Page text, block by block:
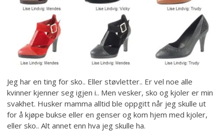
Jeg har en ting for sko.. Eller støvletter.. Er vel noe alle
kvinner kjenner seg igjen i.. Men vesker, sko og kjoler er min
svakhet. Husker mamma alltid ble oppgitt når jeg skulle ut
for å kjøpe bukse eller en genser og kom hjem med kjoler,
eller sko.. Alt annet enn hva jeg skulle ha.